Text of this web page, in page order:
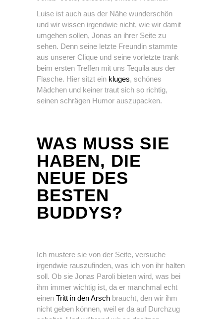
Luise ist auch aus der Nähe wunderschön
und wir wissen irgendwie nicht, wie wir damit
umgehen sollen, Jonas an ihrer Seite zu
sehen. Denn seine letzte Freundin stammte
aus unserer Clique und seine vorletzte trank
beim ersten Treffen mit uns Tequila aus der
Flasche. Hier sitzt ein kluges, schönes
Mädchen und keiner traut sich so richtig,
seinen schrägen Humor auszupacken.
WAS MUSS SIE
HABEN, DIE
NEUE DES
BESTEN
BUDDYS?
Ich mustere sie von der Seite, versuche
irgendwie rauszufinden, was ich von ihr halten
soll. Ob sie Jonas Paroli bieten wird, was bei
ihm immer wichtig ist, da er manchmal echt
einen Tritt in den Arsch braucht, den wir ihm
nicht geben können, weil er da auf Durchzug